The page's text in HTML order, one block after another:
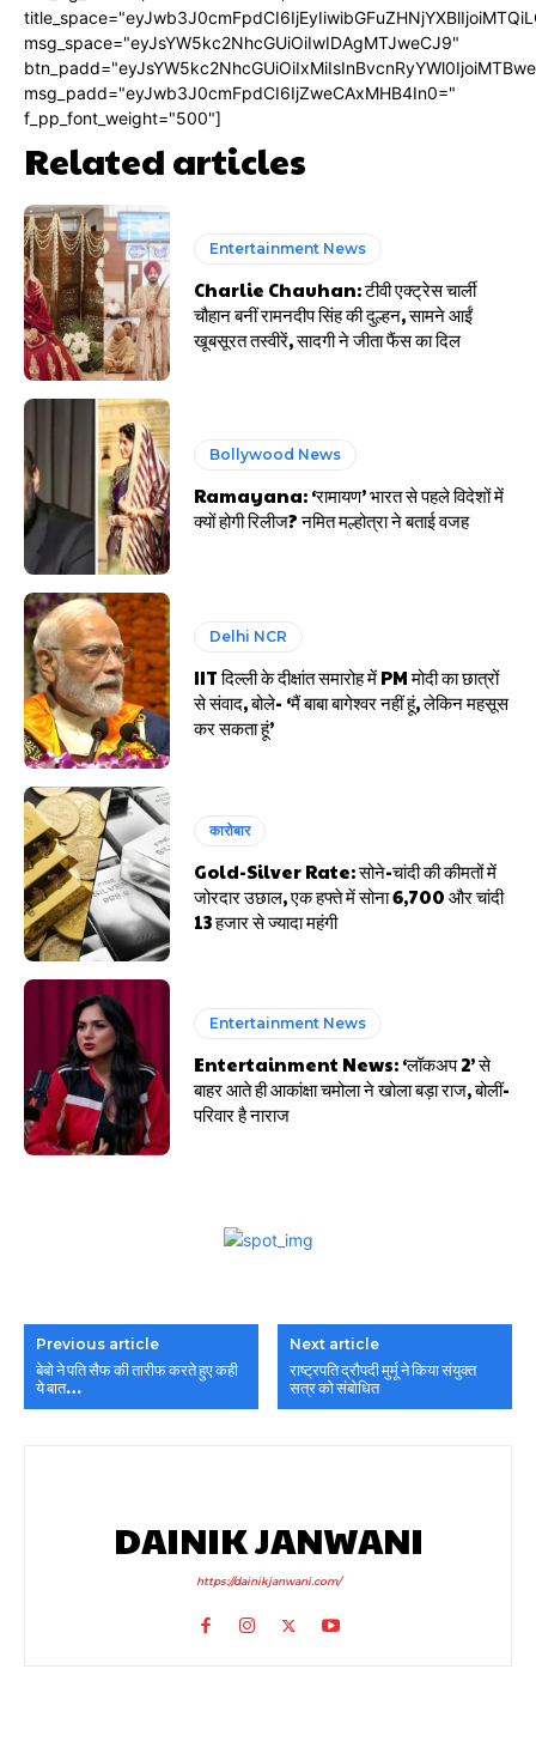
msg_space="eyJsYW5kc2NhcGUiOiIwIDAgMTJweCJ9"
msg_padd="eyJwb3J0cmFpdCI6IjZweCAxMHB4In0="
f_pp_font_weight="500"]
Related articles
Entertainment News
Charlie Chauhan: टीवी एक्ट्रेस चार्ली
चौहान बनीं रामनदीप सिंह की दुल्हन, सामने आईं
खूबसूरत तस्वीरें, सादगी ने जीता फैंस का दिल
Bollywood News
Ramayana: ‘रामायण’ भारत से पहले विदेशों में
क्यों होगी रिलीज? नमित मल्होत्रा ने बताई वजह
Delhi NCR
IIT दिल्ली के दीक्षांत समारोह में PM मोदी का छात्रों
से संवाद, बोले- ‘मैं बाबा बागेश्वर नहीं हूं, लेकिन महसूस
कर सकता हूं’
कारोबार
Gold-Silver Rate: सोने-चांदी की कीमतों में
जोरदार उछाल, एक हफ्ते में सोना ₹6,700 और चांदी
₹13 हजार से ज्यादा महंगी
Entertainment News
Entertainment News: ‘लॉकअप 2’ से
बाहर आते ही आकांक्षा चमोला ने खोला बड़ा राज, बोलीं-
परिवार है नाराज
Previous article
बेबो ने पति सैफ की तारीफ करते हुए कही
ये बात…
Next article
राष्ट्रपति द्रौपदी मुर्मू ने किया संयुक्त
सत्र को संबोधित
DAINIK JANWANI
https://dainikjanwani.com/